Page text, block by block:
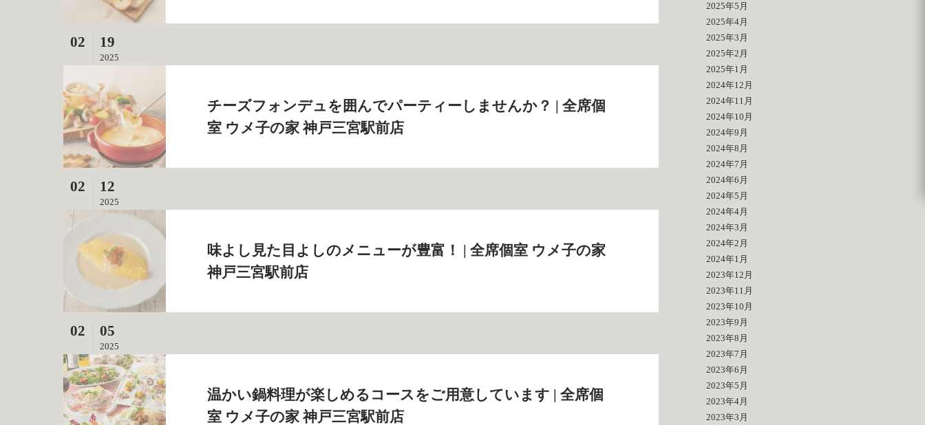
02 19
2025
チーズフォンデュを囲んでパーティーしませんか？ | 全席個
室 ウメ子の家 神戸三宮駅前店
02 12
2025
味よし見た目よしのメニューが豊富！ | 全席個室 ウメ子の家
神戸三宮駅前店
02 05
2025
温かい鍋料理が楽しめるコースをご用意しています | 全席個
室 ウメ子の家 神戸三宮駅前店
2025年5月
2025年4月
2025年3月
2025年2月
2025年1月
2024年12月
2024年11月
2024年10月
2024年9月
2024年8月
2024年7月
2024年6月
2024年5月
2024年4月
2024年3月
2024年2月
2024年1月
2023年12月
2023年11月
2023年10月
2023年9月
2023年8月
2023年7月
2023年6月
2023年5月
2023年4月
2023年3月